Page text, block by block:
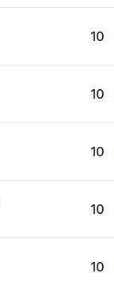
10
10
10
10
10